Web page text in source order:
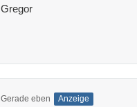
Gregor
Gerade eben Anzeige